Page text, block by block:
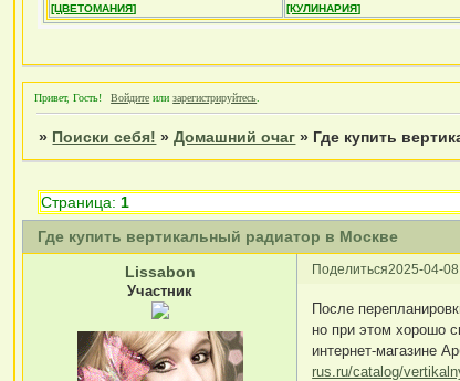
[ЦВЕТОМАНИЯ]
[КУЛИНАРИЯ]
Привет, Гость! Войдите илизарегистрируйтесь
» Поиски себя! »Домашний очаг » Где купить
Где купить вертикальный радиатор в Москве
Страница: 1
Поделиться2025-04-
Lissabon
Участник
После
но при этом хорошо
интернет-магазине
rus.ru/catalog/